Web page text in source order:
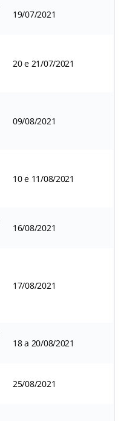
19/07/2021
20 e 21/07/2021
09/08/2021
10 e 11/08/2021
16/08/2021
17/08/2021
18 a 20/08/2021
25/08/2021